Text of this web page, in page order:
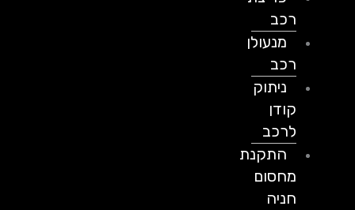
מנעולן
ניתוק
לרכב
התקנת
מחסום
חניה